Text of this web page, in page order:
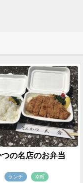
つの名店のお弁当
ランチ 幸町